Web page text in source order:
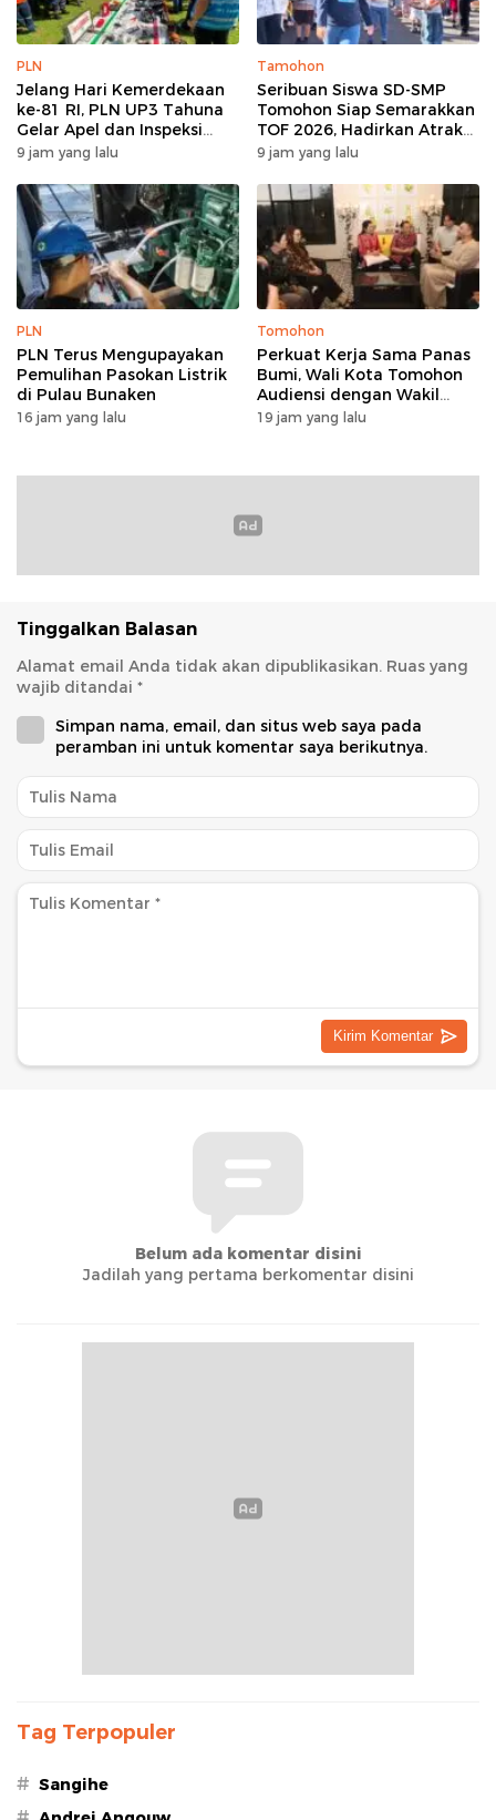
PLN
Jelang Hari Kemerdekaan
ke-81 RI, PLN UP3 Tahuna
Gelar Apel dan Inspeksi
Peralatan Guna Pastikan
Kepulauan Nusa Utara
9 jam yang lalu
Tamohon
Seribuan Siswa SD-SMP
Tomohon Siap Semarakkan
TOF 2026, Hadirkan Atraksi
Kolosal dan Harmoni Seni
9 jam yang lalu
PLN
PLN Terus Mengupayakan
Pemulihan Pasokan Listrik
di Pulau Bunaken
16 jam yang lalu
Tomohon
Perkuat Kerja Sama Panas
Bumi, Wali Kota Tomohon
Audiensi dengan Wakil
Dubes Selandia Baru
19 jam yang lalu
Tinggalkan Balasan
Alamat email Anda tidak akan dipublikasikan. Ruas yang
wajib ditandai *
Simpan nama, email, dan situs web saya pada
peramban ini untuk komentar saya berikutnya.
Belum ada komentar disini
Jadilah yang pertama berkomentar disini
Tag Terpopuler
# Sangihe